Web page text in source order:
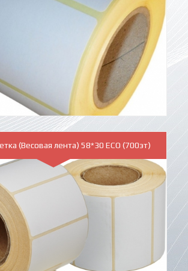
(Весовая лента) 58*30 ECO (700эт)